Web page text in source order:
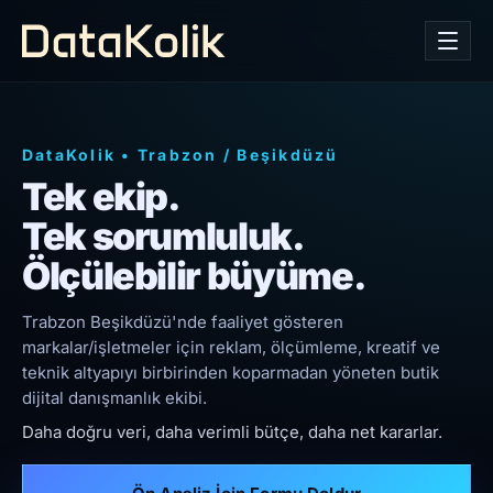
DataKolik • Trabzon / Beşikdüzü
Tek ekip.
Tek sorumluluk.
Ölçülebilir büyüme.
Trabzon Beşikdüzü'nde faaliyet gösteren
markalar/işletmeler için reklam, ölçümleme, kreatif ve
teknik altyapıyı birbirinden koparmadan yöneten butik
dijital danışmanlık ekibi.
Daha doğru veri, daha verimli bütçe, daha net kararlar.